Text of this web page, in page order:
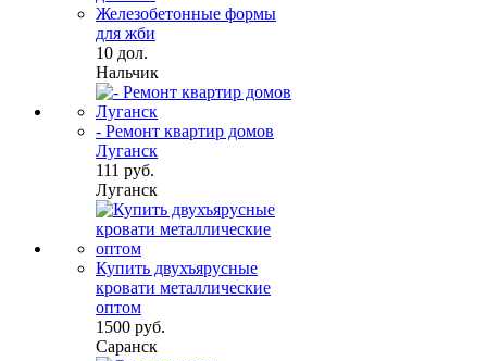
Железобетонные формы
для жби
10 дол.
Нальчик
- Ремонт квартир домов
Луганск
111 руб.
Луганск
Купить двухъярусные
кровати металлические
оптом
1500 руб.
Саранск